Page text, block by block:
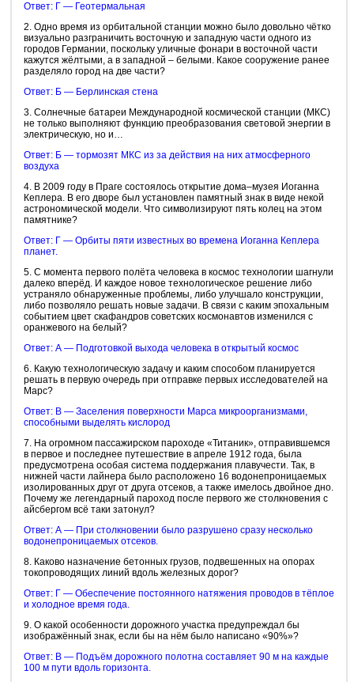
Ответ: Г — Геотермальная
2. Одно время из орбитальной станции можно было довольно чётко
визуально разграничить восточную и западную части одного из
городов Германии, поскольку уличные фонари в восточной части
кажутся жёлтыми, а в западной – белыми. Какое сооружение ранее
разделяло город на две части?
Ответ: Б — Берлинская стена
3. Солнечные батареи Международной космической станции (МКС)
не только выполняют функцию преобразования световой энергии в
электрическую, но и…
Ответ: Б — тормозят МКС из за действия на них атмосферного
воздуха
4. В 2009 году в Праге состоялось открытие дома–музея Иоганна
Кеплера. В его дворе был установлен памятный знак в виде некой
астрономической модели. Что символизируют пять колец на этом
памятнике?
Ответ: Г — Орбиты пяти известных во времена Иоганна Кеплера
планет.
5. С момента первого полёта человека в космос технологии шагнули
далеко вперёд. И каждое новое технологическое решение либо
устраняло обнаруженные проблемы, либо улучшало конструкции,
либо позволяло решать новые задачи. В связи с каким эпохальным
событием цвет скафандров советских космонавтов изменился с
оранжевого на белый?
Ответ: А — Подготовкой выхода человека в открытый космос
6. Какую технологическую задачу и каким способом планируется
решать в первую очередь при отправке первых исследователей на
Марс?
Ответ: В — Заселения поверхности Марса микроорганизмами,
способными выделять кислород
7. На огромном пассажирском пароходе «Титаник», отправившемся
в первое и последнее путешествие в апреле 1912 года, была
предусмотрена особая система поддержания плавучести. Так, в
нижней части лайнера было расположено 16 водонепроницаемых
изолированных друг от друга отсеков, а также имелось двойное дно.
Почему же легендарный пароход после первого же столкновения с
айсбергом всё таки затонул?
Ответ: А — При столкновении было разрушено сразу несколько
водонепроницаемых отсеков.
8. Каково назначение бетонных грузов, подвешенных на опорах
токопроводящих линий вдоль железных дорог?
Ответ: Г — Обеспечение постоянного натяжения проводов в тёплое
и холодное время года.
9. О какой особенности дорожного участка предупреждал бы
изображённый знак, если бы на нём было написано «90%»?
Ответ: В — Подъём дорожного полотна составляет 90 м на каждые
100 м пути вдоль горизонта.